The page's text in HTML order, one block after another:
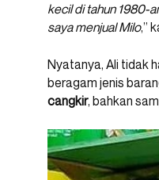
kecil di tahun 1980-
saya menjual Milo,”
Nyatanya, Ali tidak
beragam jenis
cangkir, bahkan